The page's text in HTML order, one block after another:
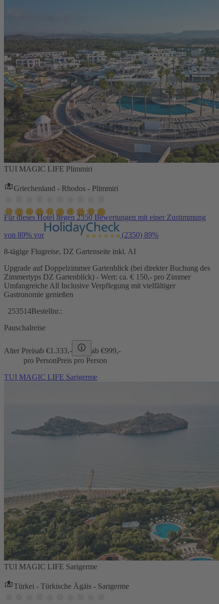
TUI MAGIC LIFE Plimmiri
Griechenland - Rhodos - Plimmiri
Für dieses Hotel liegen 2350 Bewertungen mit einer Zustimmung
von 89% vor (2350) 89%
8-tägige Flugreise, DZ Gartenseite inkl. AI
Upgrade auf Doppelzimmer Gartenblick (bei direkter Buchung des
Zimmertyps DZ Gartenblick) - Wert: ca. € 150,- pro Zimmer
Umfangreiche All Inclusive Verpflegung mit vielfältiger
Gastronomie genießen
253514Bestellnr.:
Pauschalreise
Alter Preisab €1.333,- ab €999,-
pro PersonPreis pro Person
TUI MAGIC LIFE Sarigerme
TUI MAGIC LIFE Sarigerme
Türkei - Türkische Ägäis - Sarigerme